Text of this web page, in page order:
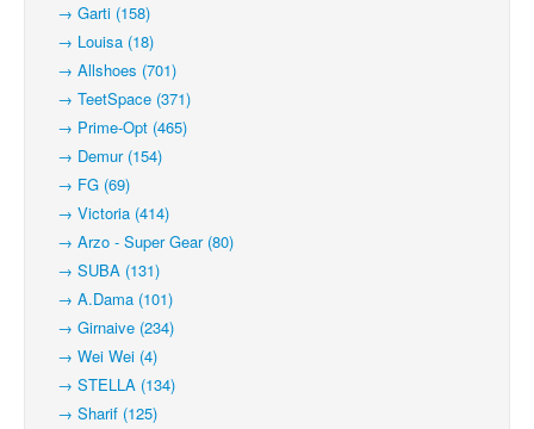
→ Garti (158)
→ Louisa (18)
→ Allshoes (701)
→ TeetSpace (371)
→ Prime-Opt (465)
→ Demur (154)
→ FG (69)
→ Victoria (414)
→ Arzo - Super Gear (80)
→ SUBA (131)
→ A.Dama (101)
→ Girnaive (234)
→ Wei Wei (4)
→ STELLA (134)
→ Sharif (125)